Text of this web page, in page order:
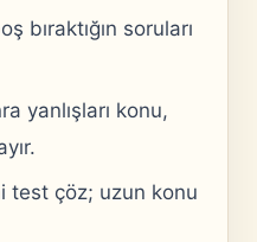
bıraktığın soruları
yanlışları konu,
test çöz; uzun konu